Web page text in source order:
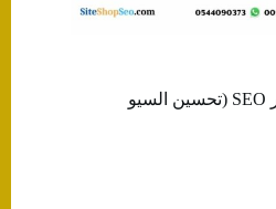
كتابة وصف المنتج وفق معايير SEO (تحسين السيو